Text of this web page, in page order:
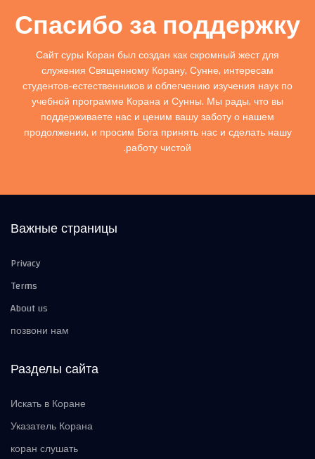
Спасибо за поддержку
Сайт суры Коран был создан как скромный жест для
служения Священному Корану, Сунне, интересам
студентов-естественников и облегчению изучения наук по
учебной программе Корана и Сунны. Мы рады, что вы
поддерживаете нас и ценим вашу заботу о нашем
продолжении, и просим Бога принять нас и сделать нашу
работу чистой.
Важные страницы
Privacy
Terms
About us
позвони нам
Разделы сайта
Искать в Коране
Указатель Корана
коран слушать